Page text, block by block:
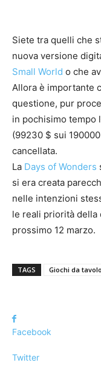
Siete tra quelli che
nuova versione
Small World o che
Allora è importante
questione, pur
in pochisimo tempo
(99230 $ sui
cancellata.
La Days of Wonders
si era creata
nelle intenzioni
le reali priorità della
prossimo 12 marzo.
TAGS Giochi da tavolo
Facebook
Twitter